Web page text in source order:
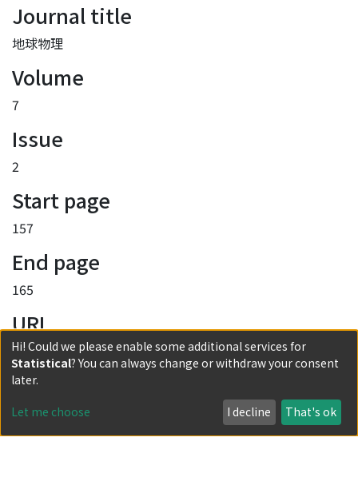
Journal title
地球物理
Volume
7
Issue
2
Start page
157
End page
165
URI
http://hdl.handle.net/2433/178320
Collections
第7巻 第2号
Hi! Could we please enable some additional services for
Statistical? You can always change or withdraw your consent
later.
Let me choose I decline That's ok